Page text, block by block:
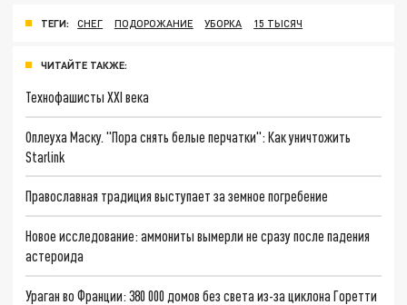
ТЕГИ: СНЕГ ПОДОРОЖАНИЕ УБОРКА 15 ТЫСЯЧ
ЧИТАЙТЕ ТАКЖЕ:
Технофашисты XXI века
Оплеуха Маску. "Пора снять белые перчатки": Как уничтожить
Starlink
Православная традиция выступает за земное погребение
Новое исследование: аммониты вымерли не сразу после падения
астероида
Ураган во Франции: 380 000 домов без света из-за циклона Горетти